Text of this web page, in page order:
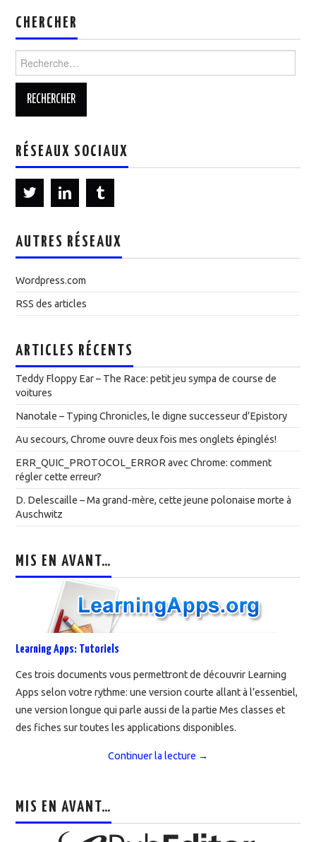
CHERCHER
Rechercher :
RÉSEAUX SOCIAUX
AUTRES RÉSEAUX
Wordpress.com
RSS des articles
ARTICLES RÉCENTS
Teddy Floppy Ear – The Race: petit jeu sympa de course de
voitures
Nanotale – Typing Chronicles, le digne successeur d’Epistory
Au secours, Chrome ouvre deux fois mes onglets épinglés!
ERR_QUIC_PROTOCOL_ERROR avec Chrome: comment
régler cette erreur?
D. Delescaille – Ma grand-mère, cette jeune polonaise morte à
Auschwitz
MIS EN AVANT…
Learning Apps: Tutoriels
Ces trois documents vous permettront de découvrir Learning
Apps selon votre rythme: une version courte allant à l’essentiel,
une version longue qui parle aussi de la partie Mes classes et
des fiches sur toutes les applications disponibles.
Continuer la lecture →
MIS EN AVANT…